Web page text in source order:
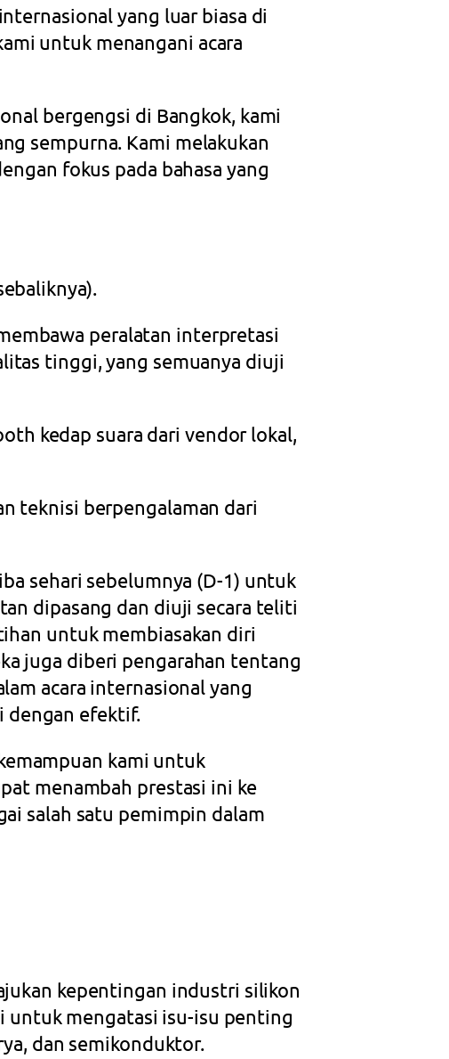
yang luar biasa di
untuk menangani acara
bergengsi di Bangkok, kami
sempurna. Kami melakukan
fokus pada bahasa yang
peralatan interpretasi
tinggi, yang semuanya diuji
kedap suara dari vendor lokal,
teknisi berpengalaman dari
sehari sebelumnya (D-1) untuk
dipasang dan diuji secara teliti
untuk membiasakan diri
juga diberi pengarahan tentang
acara internasional yang
dengan efektif.
kami untuk
menambah prestasi ini ke
salah satu pemimpin dalam
kepentingan industri silikon
untuk mengatasi isu-isu penting
dan semikonduktor.